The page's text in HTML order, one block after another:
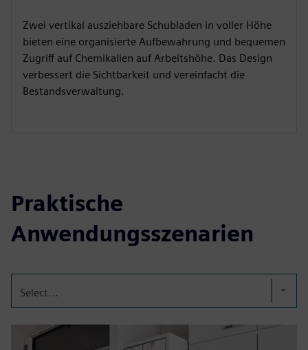
Zwei vertikal ausziehbare Schubladen in voller Höhe
bieten eine organisierte Aufbewahrung und bequemen
Zugriff auf Chemikalien auf Arbeitshöhe. Das Design
verbessert die Sichtbarkeit und vereinfacht die
Bestandsverwaltung.
Praktische
Anwendungsszenarien
Select...